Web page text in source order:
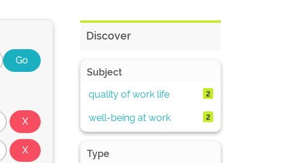
Discover
Subject
quality of work life
2
well-being at work 2
Type